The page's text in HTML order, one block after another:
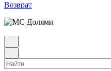
Возврат